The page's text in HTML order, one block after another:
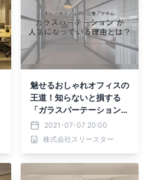
魅せるおしゃれオフィスの
王道！知らないと損する
「ガラスパーテーション」
が間仕切りとして人気の理
由とは？
2021-07-07 20:00
株式会社スリースター